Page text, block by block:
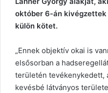
október 6-án
külön kötet.
„Ennek objektív okai is
elsősorban a
területén tevékenykedett,
kevésbé látványos